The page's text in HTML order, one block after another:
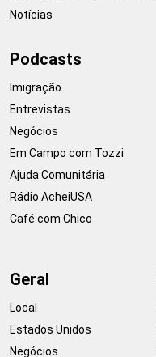
Notícias
Podcasts
Imigração
Entrevistas
Negócios
Em Campo com Tozzi
Ajuda Comunitária
Rádio AcheiUSA
Café com Chico
Geral
Local
Estados Unidos
Negócios